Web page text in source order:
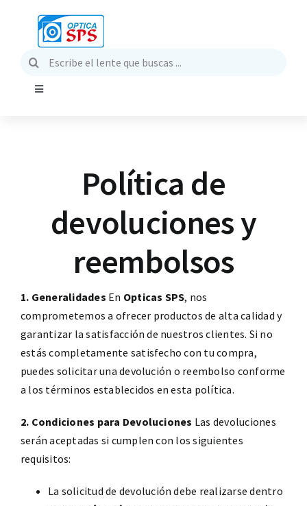
contenido
Buscar:
Toggle
Óptica SPS Kids
Contacto
Política de
devoluciones y
reembolsos
1. Generalidades En Opticas SPS, nos
comprometemos a ofrecer productos de alta calidad y
garantizar la satisfacción de nuestros clientes. Si no
estás completamente satisfecho con tu compra,
puedes solicitar una devolución o reembolso conforme
a los términos establecidos en esta política.
2. Condiciones para Devoluciones Las devoluciones
serán aceptadas si cumplen con los siguientes
requisitos:
La solicitud de devolución debe realizarse dentro